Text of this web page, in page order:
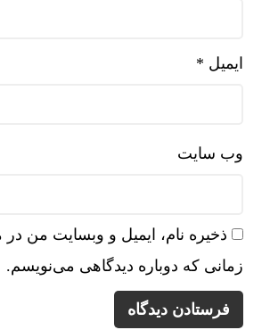
ایمیل *
وب‌ سایت
ذخیره نام، ایمیل و وبسایت من در
زمانی که دوباره دیدگاهی می‌نویسم.